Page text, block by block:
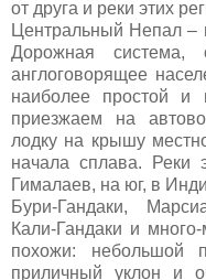
от друга и реки этих
Центральный Непал –
Дорожная система,
англоговорящее
наиболее простой и
приезжаем на
лодку на крышу
начала сплава. Реки
Гималаев, на юг, в
Бури-Гандаки,
Кали-Гандаки и
похожи: небольшой
приличный уклон и